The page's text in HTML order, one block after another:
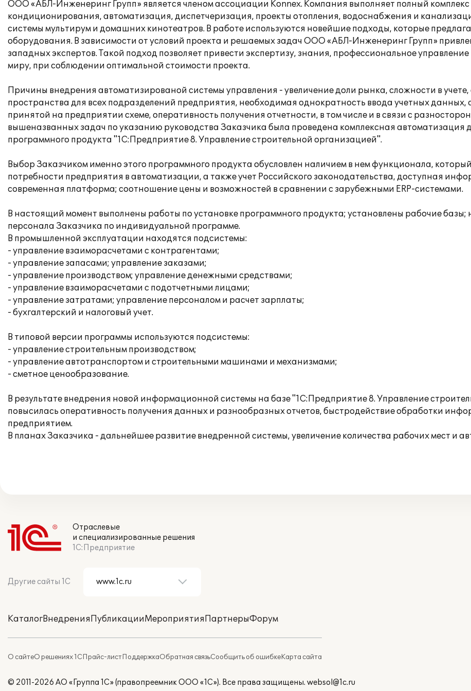
ООО «АБЛ-Инженеринг Групп» является членом ассоциации Konnex. Компания выполняет полный комплекс
кондиционирования, автоматизация, диспетчеризация, проекты отопления, водоснабжения и
системы мультирум и домашних кинотеатров. В работе используются новейшие подходы, которые
оборудования. В зависимости от условий проекта и решаемых задач ООО «АБЛ-Инженеринг Групп»
западных экспертов. Такой подход позволяет привести экспертизу, знания, профессиональное
миру, при соблюдении оптимальной стоимости проекта.
Причины внедрения автоматизированой системы управления - увеличение доли рынка, сложности в
пространства для всех подразделений предприятия, необходимая однократность ввода учетных
принятой на предприятии схеме, оперативность получения отчетности, в том числе и в связи с
вышеназванных задач по указанию руководства Заказчика была проведена комплексная автоматизация
программного продукта "1С:Предприятие 8. Управление строительной организацией".
Выбор Заказчиком именно этого программного продукта обусловлен наличием в нем функционала,
потребности предприятия в автоматизации, а также учет Российского законодательства, доступная
современная платформа; соотношение цены и возможностей в сравнении с зарубежными ERP-системами.
В настоящий момент выполнены работы по установке программного продукта; установлены рабочие
персонала Заказчика по индивидуальной программе.
В промышленной эксплуатации находятся подсистемы:
- управление взаиморасчетами с контрагентами;
- управление запасами; управление заказами;
- управление производством; управление денежными средствами;
- управление взаиморасчетами с подотчетными лицами;
- управление затратами; управление персоналом и расчет зарплаты;
- бухгалтерский и налоговый учет.
В типовой версии программы используются подсистемы:
- управление строительным производством;
- управление автотранспортом и строительными машинами и механизмами;
- сметное ценообразование.
В результате внедрения новой информационной системы на базе "1С:Предприятие 8. Управление
повысилась оперативность получения данных и разнообразных отчетов, быстродействие обработки
предприятием.
В планах Заказчика - дальнейшее развитие внедренной системы, увеличение количества рабочих мест и
Отраслевые
и специализированные решения
1С:Предприятие
Другие сайты 1С
КаталогВнедренияПубликацииМероприятияПартнерыФорум
О сайтеО решениях 1СПрайс-листПоддержкаОбратная связьСообщить об ошибкеКарта сайта
© 2011-2026 АО «Группа 1С» (правопреемник ООО «1С»). Все права защищены. websol@1c.ru